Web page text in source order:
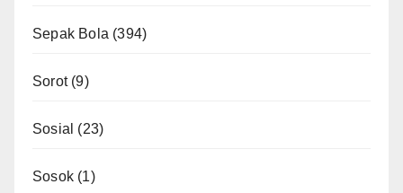
Sepak Bola (394)
Sorot(9)
Sosial (23)
Sosok (1)